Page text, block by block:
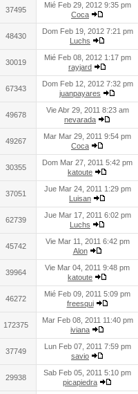
37495
Mié Feb 29, 2012 9:35 pm
Coca
48430
Dom Feb 19, 2012 7:21 pm
Luchs
30019
Mié Feb 08, 2012 1:17 pm
rayjard
67343
Dom Feb 12, 2012 7:32 pm
juanpayares
49678
Vie Abr 29, 2011 8:23 am
nevarada
49267
Mar Mar 29, 2011 9:54 pm
Coca
30355
Dom Mar 27, 2011 5:42 pm
katoute
37051
Jue Mar 24, 2011 1:29 pm
Luisan
62739
Jue Mar 17, 2011 6:02 pm
Luchs
45742
Vie Mar 11, 2011 6:42 pm
Alon
39964
Vie Mar 04, 2011 9:48 pm
katoute
46272
Mié Feb 09, 2011 5:09 pm
freesqui
172375
Mar Feb 08, 2011 11:40 pm
iviana
37749
Lun Feb 07, 2011 7:59 pm
savio
29938
Sab Feb 05, 2011 5:10 pm
picapiedra